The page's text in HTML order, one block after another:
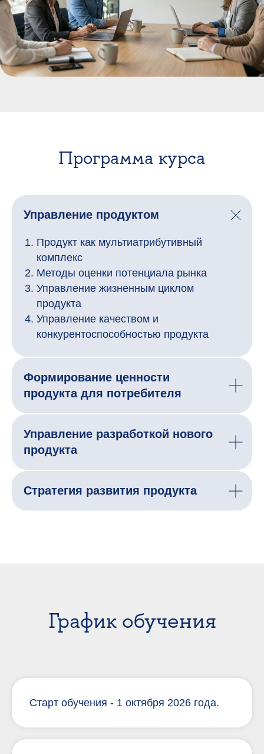
Программа курса
Управление продуктом
Продукт как мультиатрибутивный
комплекс
Методы оценки потенциала рынка
Управление жизненным циклом
продукта
Управление качеством и
конкурентоспособностью продукта
Формирование ценности
продукта для потребителя
Управление разработкой нового
продукта
Стратегия развития продукта
График обучения
Старт обучения - 1 октября 2026 года.